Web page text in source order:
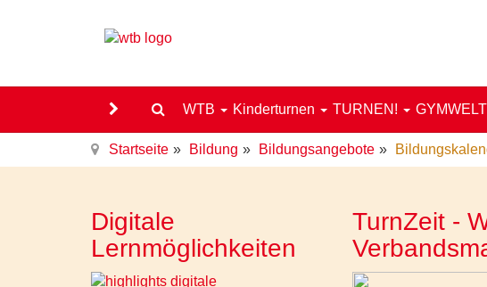
WTB Kinderturnen TURNEN! GYMWELT
Startseite Bildung Bildungsangebote
Digitale
Lernmöglichkeiten
TurnZeit -